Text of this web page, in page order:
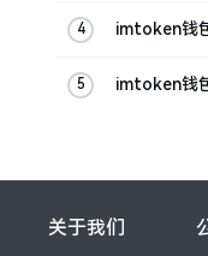
imtoken钱
imtoken钱
关于我们